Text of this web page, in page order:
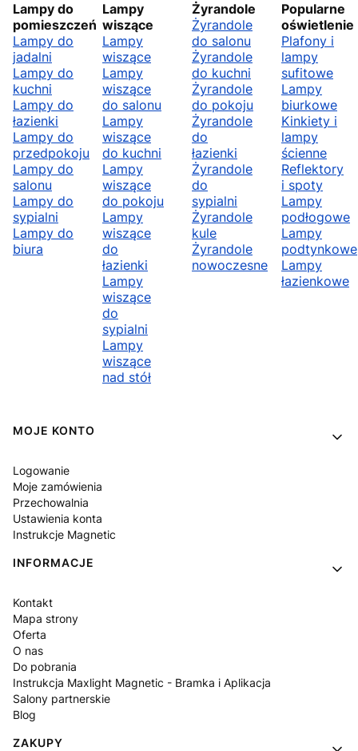
Lampy do
pomieszczeń
Lampy do
jadalni
Lampy do
kuchni
Lampy do
łazienki
Lampy do
przedpokoju
Lampy do
salonu
Lampy do
sypialni
Lampy do
biura
Lampy
wiszące
Lampy
wiszące
Lampy
wiszące
do salonu
Lampy
wiszące
do kuchni
Lampy
wiszące
do pokoju
Lampy
wiszące
do
łazienki
Lampy
wiszące
do
sypialni
Lampy
wiszące
nad stół
Żyrandole
Żyrandole
do salonu
Żyrandole
do kuchni
Żyrandole
do pokoju
Żyrandole
do
łazienki
Żyrandole
do
sypialni
Żyrandole
kule
Żyrandole
nowoczesne
Popularne
oświetlenie
Plafony i
lampy
sufitowe
Lampy
biurkowe
Kinkiety i
lampy
ścienne
Reflektory
i spoty
Lampy
podłogowe
Lampy
podtynkowe
Lampy
łazienkowe
Linki w stopce
MOJE KONTO
Logowanie
Moje zamówienia
Przechowalnia
Ustawienia konta
Instrukcje Magnetic
INFORMACJE
Kontakt
Mapa strony
Oferta
O nas
Do pobrania
Instrukcja Maxlight Magnetic - Bramka i Aplikacja
Salony partnerskie
Blog
ZAKUPY